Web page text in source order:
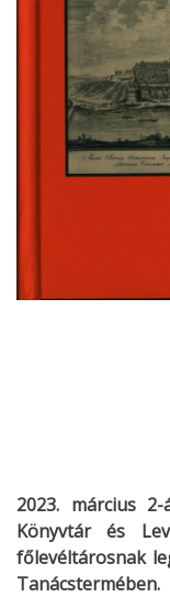
2023. március
Könyvtár és
főlevéltárosnak
Tanácstermében.